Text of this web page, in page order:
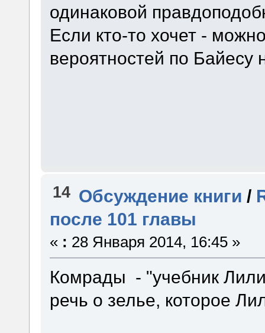
одинаковой
Если кто-то хочет -
вероятностей по
14 Обсуждение книги /
после 101 главы
« : 28 Января 2014, 16:45 »
Комрады - "учебник
речь о зелье, которое